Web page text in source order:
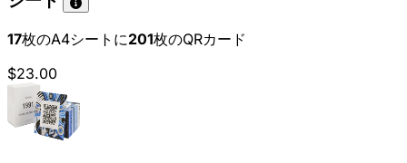
17枚のA4シートに201枚のQRカード
$23.00